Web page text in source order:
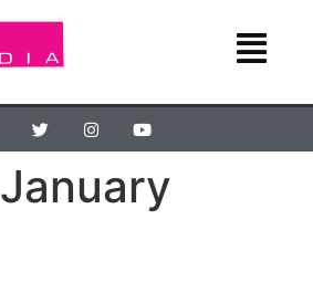
January